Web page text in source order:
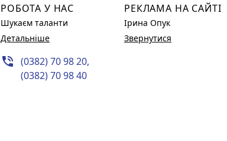
РОБОТА У НАС
Шукаєм таланти
Детальніше
phone_in_talk (0382) 70 98 20,
(0382) 70 98 40
РЕКЛАМА НА САЙТІ
Ірина Опук
Звернутися